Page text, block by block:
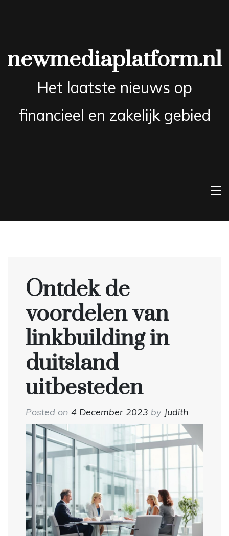
newmediaplatform.nl
Het laatste nieuws op
financieel en zakelijk gebied
Ontdek de
voordelen van
linkbuilding in
duitsland
uitbesteden
Posted on 4 December 2023 by Judith